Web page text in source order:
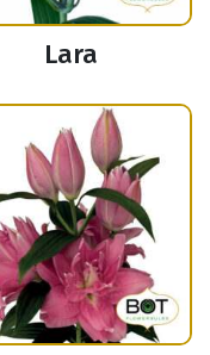
Lara